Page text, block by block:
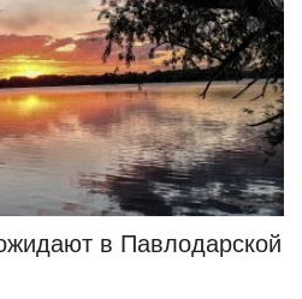
в Павлодарской